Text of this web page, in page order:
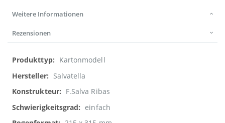
Weitere Informationen
Rezensionen
Weitere
Informationen
Kartonmodell
Salvatella
F.Salva Ribas
einfach